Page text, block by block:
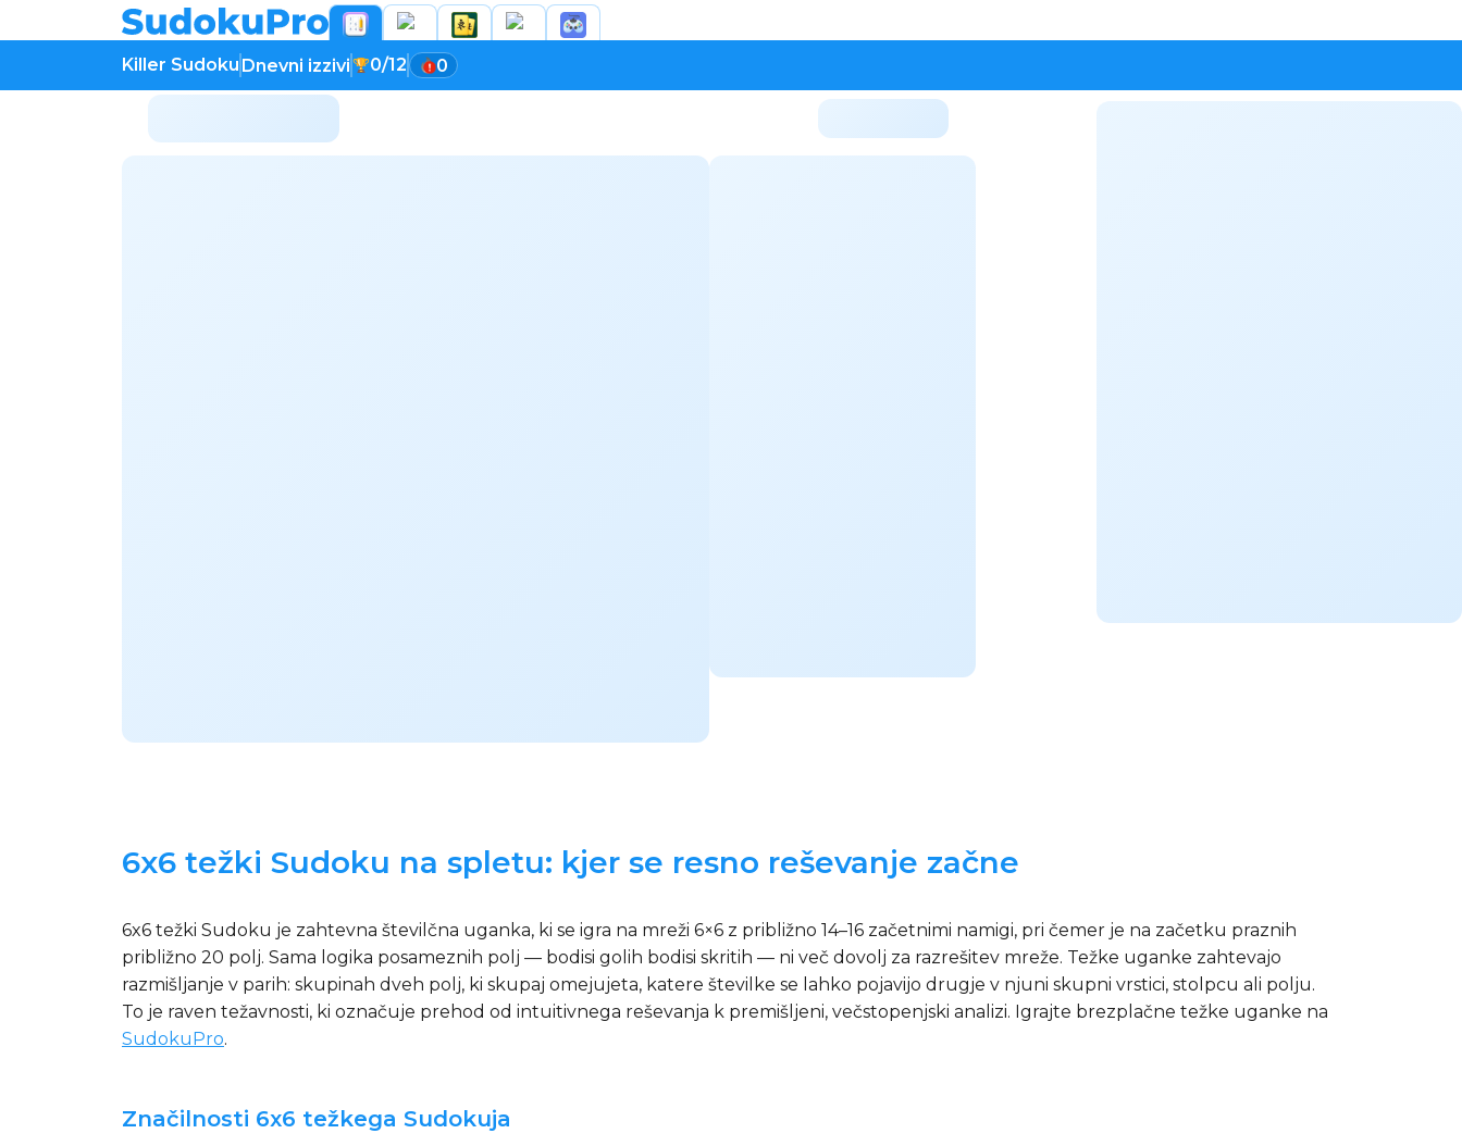
Killer Sudoku Dnevni izzivi 0/12 0
6x6 težki Sudoku na spletu: kjer se resno reševanje začne
6x6 težki Sudoku je zahtevna številčna uganka, ki se igra na mreži 6×6 z približno 14–16 začetnimi namigi, pri čemer je na začetku praznih
približno 20 polj. Sama logika posameznih polj — bodisi golih bodisi skritih — ni več dovolj za razrešitev mreže. Težke uganke zahtevajo
razmišljanje v parih: skupinah dveh polj, ki skupaj omejujeta, katere številke se lahko pojavijo drugje v njuni skupni vrstici, stolpcu ali polju.
To je raven težavnosti, ki označuje prehod od intuitivnega reševanja k premišljeni, večstopenjski analizi. Igrajte brezplačne težke uganke na
SudokuPro.
Značilnosti 6x6 težkega Sudokuja